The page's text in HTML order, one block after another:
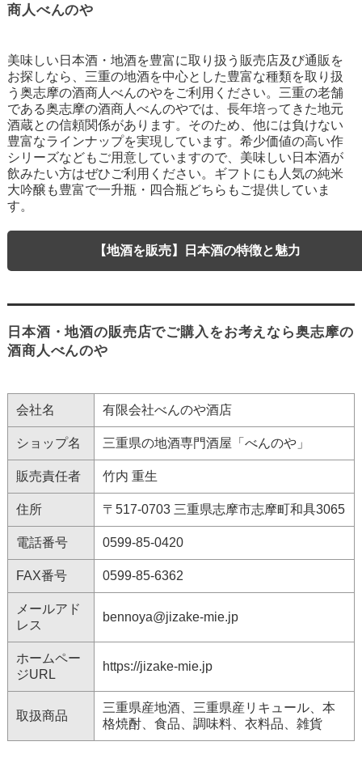
商人べんのや
美味しい日本酒・地酒を豊富に取り扱う販売店及び通販を
お探しなら、三重の地酒を中心とした豊富な種類を取り扱
う奥志摩の酒商人べんのやをご利用ください。三重の老舗
である奥志摩の酒商人べんのやでは、長年培ってきた地元
酒蔵との信頼関係があります。そのため、他には負けない
豊富なラインナップを実現しています。希少価値の高い作
シリーズなどもご用意していますので、美味しい日本酒が
飲みたい方はぜひご利用ください。ギフトにも人気の純米
大吟醸も豊富で一升瓶・四合瓶どちらもご提供していま
す。
【地酒を販売】日本酒の特徴と魅力
日本酒・地酒の販売店でご購入をお考えなら奥志摩の
酒商人べんのや
会社名 有限会社べんのや酒店
ショップ名 三重県の地酒専門酒屋「べんのや」
販売責任者 竹内 重生
住所 〒517-0703 三重県志摩市志摩町和具3065
電話番号 0599-85-0420
FAX番号 0599-85-6362
メールアド
レス
bennoya@jizake-mie.jp
ホームペー
ジURL
https://jizake-mie.jp
取扱商品
三重県産地酒、三重県産リキュール、本
格焼酎、食品、調味料、衣料品、雑貨